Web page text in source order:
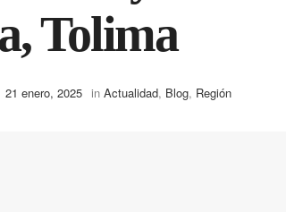
Tolima
21 enero, 2025 in Actualidad, Blog, Región